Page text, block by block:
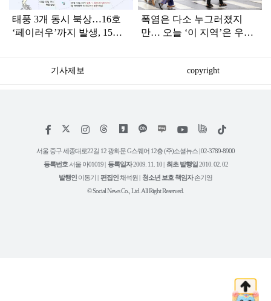
태풍 3개 동시 북상…16호
‘페이러우’까지 발생, 15호
폭염은 다소 누그러졌지
만… 오늘 ‘이 지역’은 우산
기사제보 copyright
페
스
인
타
램
위
트
유
튜
틱
서울 중구 세종대로22길 12 광화문 G스퀘어 12층 (주)소셜뉴스 | 02-3789-8900
등록번호 서울 아01019 | 등록일자2009. 11. 10 | 최초 발행일2010. 02. 02
발행인 이동기 | 편집인채석원 | 청소년 보호 책임자손기영
© Social News Co., Ltd. All Right Reserved.